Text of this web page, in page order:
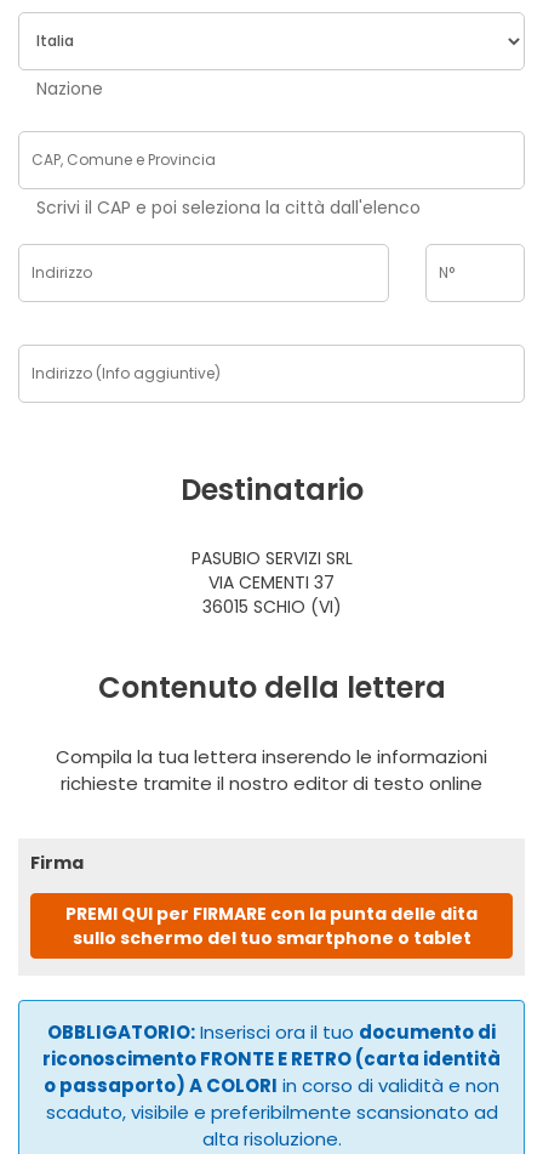
Nazione
Scrivi il CAP e poi seleziona la città dall'elenco
Destinatario
PASUBIO SERVIZI SRL
VIA CEMENTI 37
36015 SCHIO (VI)
Contenuto della lettera
Compila la tua lettera inserendo le informazioni
richieste tramite il nostro editor di testo online
Firma
PREMI QUI per FIRMARE con la punta delle dita
sullo schermo del tuo smartphone o tablet
OBBLIGATORIO:Inserisci ora il tuo documento di
riconoscimento FRONTE E RETRO (carta identità
o passaporto) A COLORI in corso di validità e non
scaduto, visibile e preferibilmente scansionato ad
alta risoluzione.